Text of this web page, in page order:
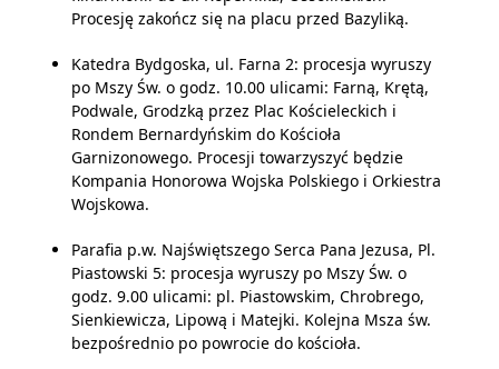
Procesję zakończ się na placu przed Bazyliką.
Katedra Bydgoska, ul. Farna 2: procesja wyruszy
po Mszy Św. o godz. 10.00 ulicami: Farną, Krętą,
Podwale, Grodzką przez Plac Kościeleckich i
Rondem Bernardyńskim do Kościoła
Garnizonowego. Procesji towarzyszyć będzie
Kompania Honorowa Wojska Polskiego i Orkiestra
Wojskowa.
Parafia p.w. Najświętszego Serca Pana Jezusa, Pl.
Piastowski 5: procesja wyruszy po Mszy Św. o
godz. 9.00 ulicami: pl. Piastowskim, Chrobrego,
Sienkiewicza, Lipową i Matejki. Kolejna Msza św.
bezpośrednio po powrocie do kościoła.